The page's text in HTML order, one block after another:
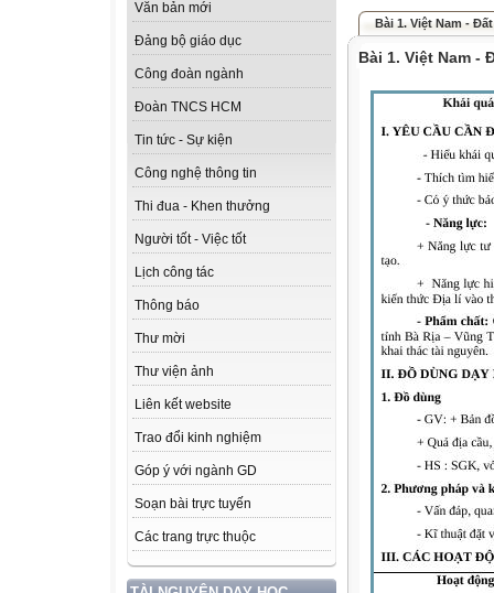
Văn bản mới
Đảng bộ giáo dục
Công đoàn ngành
Đoàn TNCS HCM
Tin tức - Sự kiện
Công nghệ thông tin
Thi đua - Khen thưởng
Người tốt - Việc tốt
Lịch công tác
Thông báo
Thư mời
Thư viện ảnh
Liên kết website
Trao đổi kinh nghiệm
Góp ý với ngành GD
Soạn bài trực tuyến
Các trang trực thuộc
Bài 1. Việt Nam -
Bài 1. Việt Nam -